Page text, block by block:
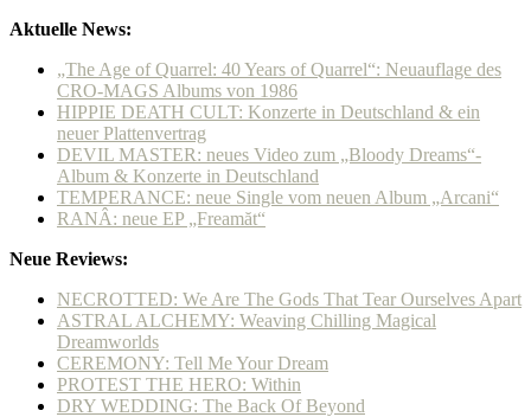
Aktuelle News:
„The Age of Quarrel: 40 Years of Quarrel“: Neuauflage des
CRO-MAGS Albums von 1986
HIPPIE DEATH CULT: Konzerte in Deutschland & ein
neuer Plattenvertrag
DEVIL MASTER: neues Video zum „Bloody Dreams“-
Album & Konzerte in Deutschland
TEMPERANCE: neue Single vom neuen Album „Arcani“
RANÂ: neue EP „Freamăt“
Neue Reviews:
NECROTTED: We Are The Gods That Tear Ourselves Apart
ASTRAL ALCHEMY: Weaving Chilling Magical
Dreamworlds
CEREMONY: Tell Me Your Dream
PROTEST THE HERO: Within
DRY WEDDING: The Back Of Beyond